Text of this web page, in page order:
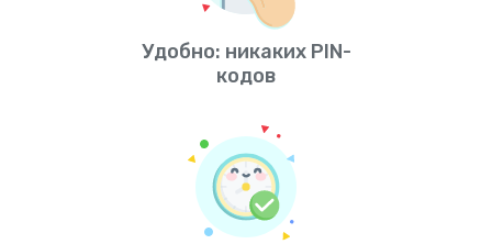
Удобно: никаких PIN-
кодов